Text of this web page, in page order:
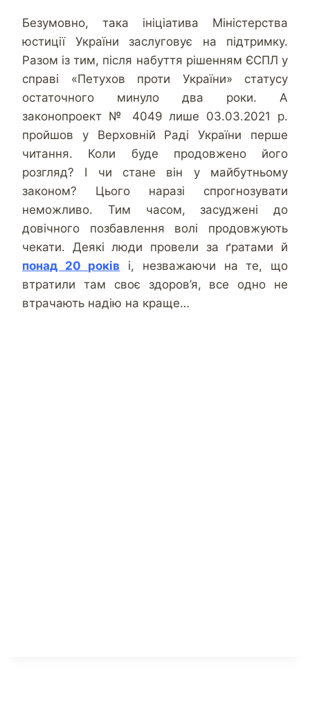
Безумовно, така ініціатива Міністерства
юстиції України заслуговує на підтримку.
Разом із тим, після набуття рішенням ЄСПЛ у
справі «Петухов проти України» статусу
остаточного минуло два роки. А
законопроект № 4049 лише 03.03.2021 р.
пройшов у Верховній Раді України перше
читання. Коли буде продовжено його
розгляд? І чи стане він у майбутньому
законом? Цього наразі спрогнозувати
неможливо. Тим часом, засуджені до
довічного позбавлення волі продовжують
чекати. Деякі люди провели за ґратами й
понад 20 років і, незважаючи на те, що
втратили там своє здоров’я, все одно не
втрачають надію на краще…